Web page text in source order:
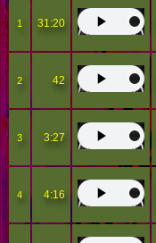
1 31:20
2 42
3 3:27
4 4:16